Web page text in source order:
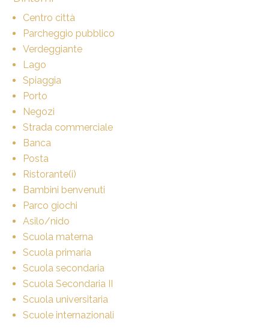
Centro città
Parcheggio pubblico
Verdeggiante
Lago
Spiaggia
Porto
Negozi
Strada commerciale
Banca
Posta
Ristorante(i)
Bambini benvenuti
Parco giochi
Asilo/nido
Scuola materna
Scuola primaria
Scuola secondaria
Scuola Secondaria II
Scuola universitaria
Scuole internazionali